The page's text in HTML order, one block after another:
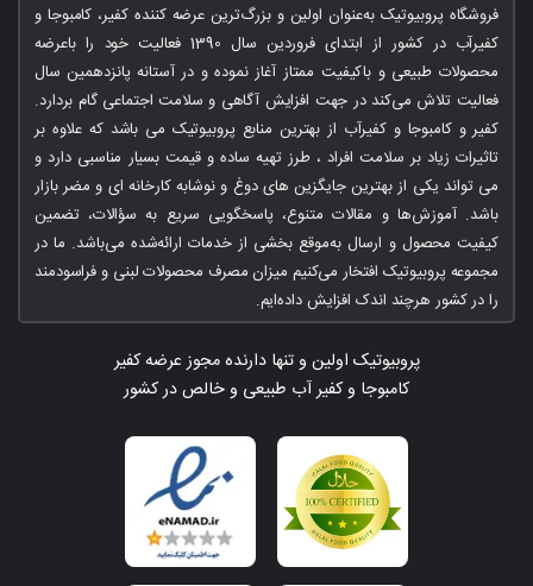
فروشگاه پروبیوتیک به‌عنوان اولین و بزرگ‌ترین عرضه کننده کفیر، کامبوجا و
کفیرآب در کشور از ابتدای فروردین سال 1390 فعالیت خود را باعرضه
محصولات طبیعی و باکیفیت ممتاز آغاز نموده و در آستانه پانزدهمین سال
فعالیت تلاش می‌کند در جهت افزایش آگاهی و سلامت اجتماعی گام بردارد.
کفیر و کامبوجا و کفیرآب از بهترین منابع پروبیوتیک می باشد که علاوه بر
تاثیرات زیاد بر سلامت افراد ، طرز تهیه ساده و قیمت بسیار مناسبی دارد و
می تواند یکی از بهترین جایگزین های دوغ و نوشابه کارخانه ای و مضر بازار
باشد. آموزش‌ها و مقالات متنوع، پاسخگویی سریع به سؤالات، تضمین
کیفیت محصول و ارسال به‌موقع بخشی از خدمات ارائه‌شده می‌باشد. ما در
مجموعه پروبیوتیک افتخار می‌کنیم میزان مصرف محصولات لبنی و فراسودمند
را در کشور هرچند اندک افزایش داده‌ایم.
پروبیوتیک اولین و تنها دارنده مجوز عرضه کفیر
کامبوجا و کفیر آب طبیعی و خالص در کشور